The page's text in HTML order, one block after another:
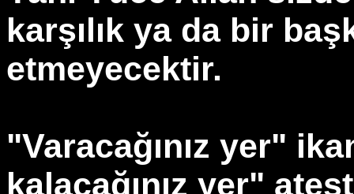
karşılık ya da bir
etmeyecektir.
"Varacağınız yer"
kalacağınız yer"